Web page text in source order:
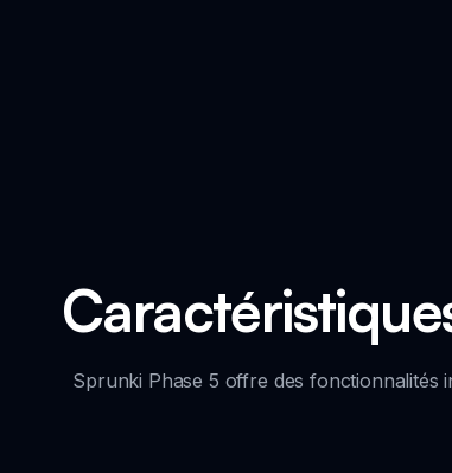
Sprunki Phase 5 offre des fonctionnalités